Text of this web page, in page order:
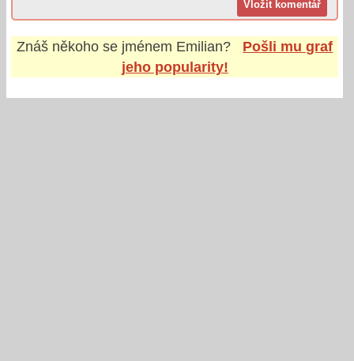
Znáš někoho se jménem Emilian?
Pošli mu graf
jeho popularity!